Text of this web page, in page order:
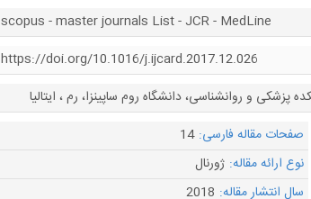
scopus - master journals List - JCR - MedLine
https://doi.org/10.1016/j.ijcard.2017.12.026
و روانشناسی، دانشگاه روم ساپینزا، رم ، ایتالیا
صفحات مقاله فارسی: 14
نوع ارائه مقاله: ژورنال
سال انتشار مقاله: 2018